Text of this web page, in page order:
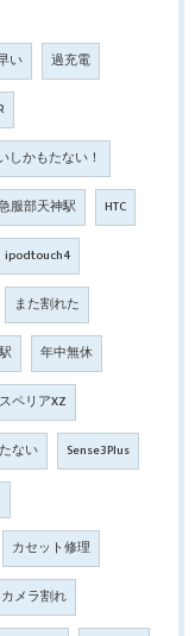
い 過充電
しかもたない！
服部天神駅 HTC
ipodtouch4
また割れた
年中無休
ペリアXZ
ない Sense3Plus
カセット修理
カメラ割れ